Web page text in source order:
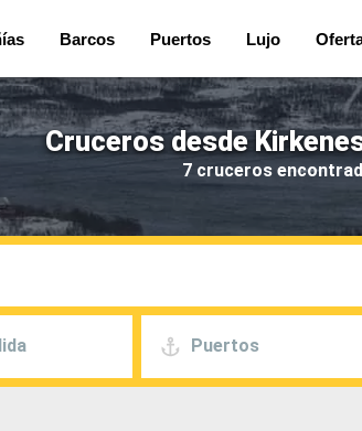
Barcos Puertos Lujo
Cruceros desde
7 cruceros
Puertos